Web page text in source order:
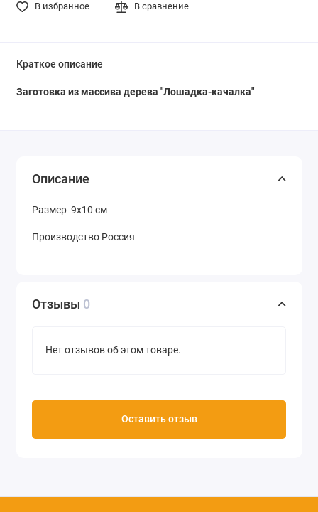
В избранное В сравнение
Краткое описание
Заготовка из массива дерева "Лошадка-качалка"
Описание
Размер 9х10 см
Производство Россия
Отзывы 0
Нет отзывов об этом товаре.
Оставить отзыв